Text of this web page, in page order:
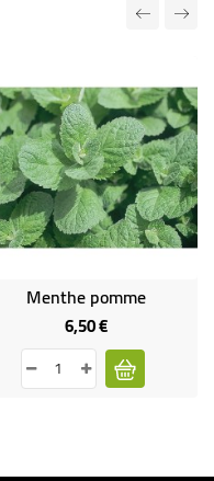
Menthe pomme
6,50 €Prix